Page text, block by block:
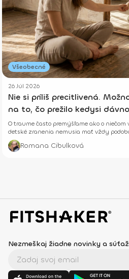
Všeobecné
26 Júl 2026
Nie si príliš precitlivená.
na to, čo prežilo kedysi dávno
O traume často premýšľame ako o
detské zranenia nemusia mať vždy
Niekedy rastú potichu.
Romana Cibulková
Nezmeškaj žiadne novinky a